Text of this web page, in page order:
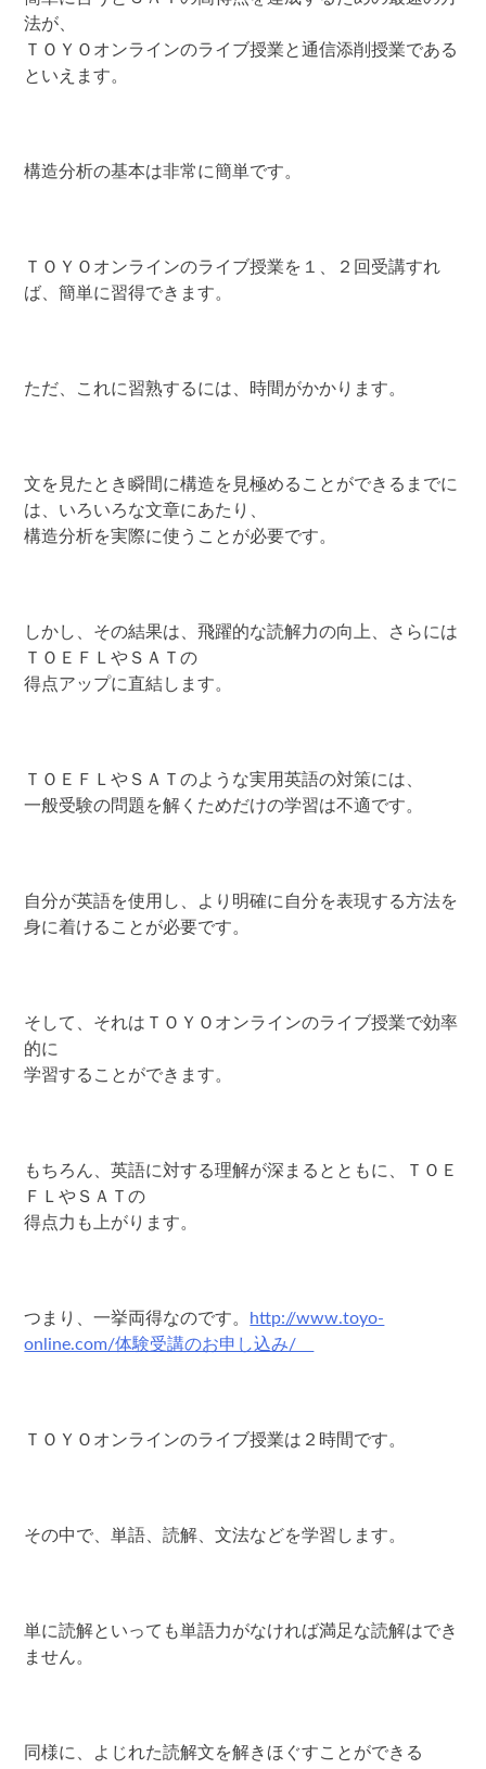
法が、
ＴＯＹＯオンラインのライブ授業と通信添削授業である
といえます。
構造分析の基本は非常に簡単です。
ＴＯＹＯオンラインのライブ授業を１、２回受講すれ
ば、簡単に習得できます。
ただ、これに習熟するには、時間がかかります。
文を見たとき瞬間に構造を見極めることができるまでに
は、いろいろな文章にあたり、
構造分析を実際に使うことが必要です。
しかし、その結果は、飛躍的な読解力の向上、さらには
ＴＯＥＦＬやＳＡＴの
得点アップに直結します。
ＴＯＥＦＬやＳＡＴのような実用英語の対策には、
一般受験の問題を解くためだけの学習は不適です。
自分が英語を使用し、より明確に自分を表現する方法を
身に着けることが必要です。
そして、それはＴＯＹＯオンラインのライブ授業で効率
的に
学習することができます。
もちろん、英語に対する理解が深まるとともに、ＴＯＥ
ＦＬやＳＡＴの
得点力も上がります。
つまり、一挙両得なのです。
http://www.toyo-
online.com/体験受講のお申し込み/
ＴＯＹＯオンラインのライブ授業は２時間です。
その中で、単語、読解、文法などを学習します。
単に読解といっても単語力がなければ満足な読解はでき
ません。
同様に、よじれた読解文を解きほぐすことができる